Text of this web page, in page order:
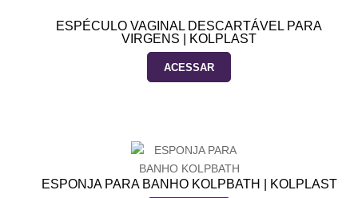
ESPÉCULO VAGINAL DESCARTÁVEL PARA
VIRGENS | KOLPLAST
ACESSAR
ESPONJA PARA BANHO KOLPBATH | KOLPLAST